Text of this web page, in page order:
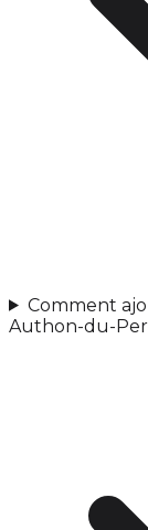
Comment
Authon-du-